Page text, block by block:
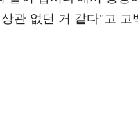
관 없던 거 같다"고 고